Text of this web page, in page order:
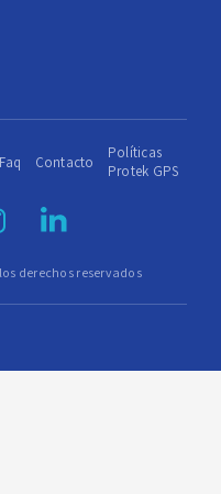
derechos reservados
Faq Contacto
Políticas
Protek GPS